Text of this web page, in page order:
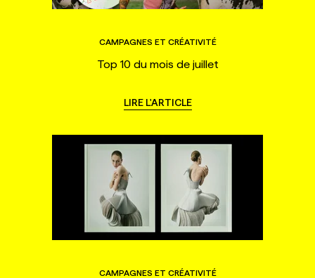
CAMPAGNES ET CRÉATIVITÉ
Top 10 du mois de juillet
LIRE L'ARTICLE
CAMPAGNES ET CRÉATIVITÉ